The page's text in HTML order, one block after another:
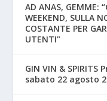
AD ANAS, GEMME:
WEEKEND, SULLA
COSTANTE PER
UTENTI”
GIN VIN & SPIRITS
sabato 22 agosto